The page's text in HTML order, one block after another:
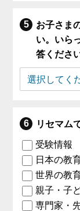
お子さま
い。いら
答くださ
リセマム
受験情報
日本の教
世界の教
親子・子
専門家・